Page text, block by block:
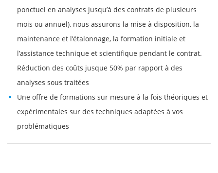
ponctuel en analyses jusqu’à des contrats de plusieurs
mois ou annuel), nous assurons la mise à disposition, la
maintenance et l’étalonnage, la formation initiale et
l’assistance technique et scientifique pendant le contrat.
Réduction des coûts jusque 50% par rapport à des
analyses sous traitées
Une offre de formations sur mesure à la fois théoriques et
expérimentales sur des techniques adaptées à vos
problématiques